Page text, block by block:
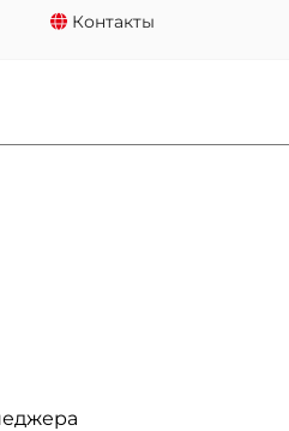
Контакты